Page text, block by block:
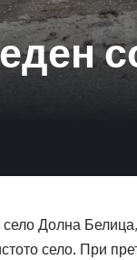
село Долна
село. При